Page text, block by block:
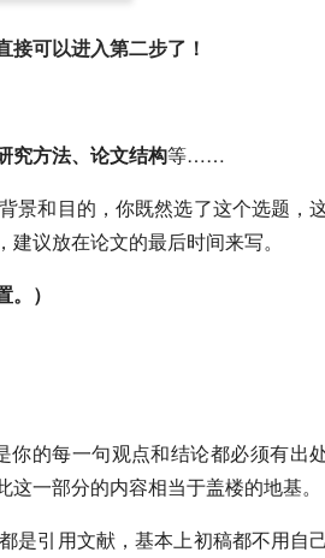
可以进入第二步了！
究方法、论文结构等……
景和目的，你既然选了这个选题，
议放在论文的最后时间来写。
）
的每一句观点和结论都必须有出
一部分的内容相当于盖楼的地基。
是引用文献，基本上初稿都不用自